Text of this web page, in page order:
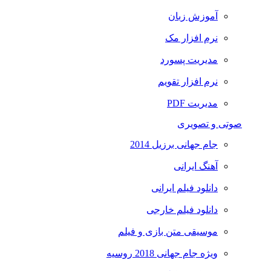
آموزش زبان
نرم افزار مک
مدیریت پسورد
نرم افزار تقویم
مدیریت PDF
صوتی و تصویری
جام جهانی برزیل 2014
آهنگ ایرانی
دانلود فیلم ایرانی
دانلود فیلم خارجی
موسیقی متن بازی و فیلم
ویژه جام جهانی 2018 روسیه